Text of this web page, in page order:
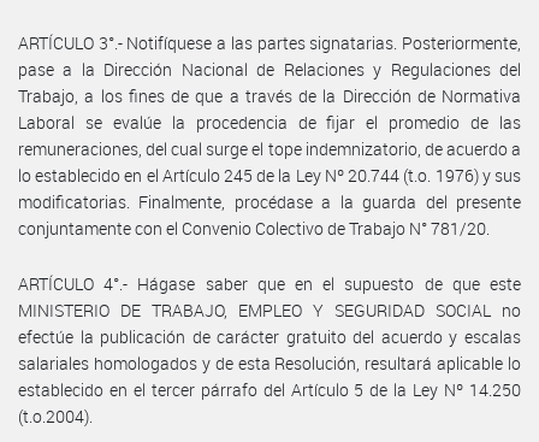
ARTÍCULO 3°.- Notifíquese a las partes signatarias. Posteriormente,
pase a la Dirección Nacional de Relaciones y Regulaciones del
Trabajo, a los fines de que a través de la Dirección de Normativa
Laboral se evalúe la procedencia de fijar el promedio de las
remuneraciones, del cual surge el tope indemnizatorio, de acuerdo a
lo establecido en el Artículo 245 de la Ley Nº 20.744 (t.o. 1976) y sus
modificatorias. Finalmente, procédase a la guarda del presente
conjuntamente con el Convenio Colectivo de Trabajo N° 781/20.
ARTÍCULO 4°.- Hágase saber que en el supuesto de que este
MINISTERIO DE TRABAJO, EMPLEO Y SEGURIDAD SOCIAL no
efectúe la publicación de carácter gratuito del acuerdo y escalas
salariales homologados y de esta Resolución, resultará aplicable lo
establecido en el tercer párrafo del Artículo 5 de la Ley Nº 14.250
(t.o.2004).